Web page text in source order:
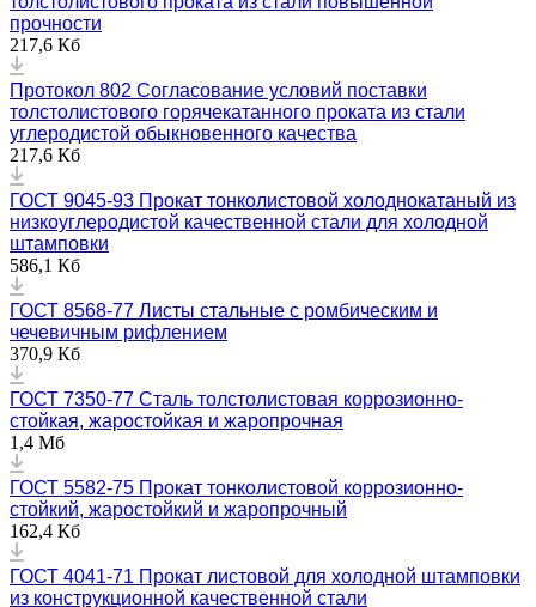
прочности
217,6 Кб
Протокол 802 Согласование условий поставки
толстолистового горячекатанного проката из стали
углеродистой обыкновенного качества
217,6 Кб
ГОСТ 9045-93 Прокат тонколистовой холоднокатаный из
низкоуглеродистой качественной стали для холодной
штамповки
586,1 Кб
ГОСТ 8568-77 Листы стальные с ромбическим и
чечевичным рифлением
370,9 Кб
ГОСТ 7350-77 Сталь толстолистовая коррозионно-
стойкая, жаростойкая и жаропрочная
1,4 Мб
ГОСТ 5582-75 Прокат тонколистовой коррозионно-
стойкий, жаростойкий и жаропрочный
162,4 Кб
ГОСТ 4041-71 Прокат листовой для холодной штамповки
из конструкционной качественной стали